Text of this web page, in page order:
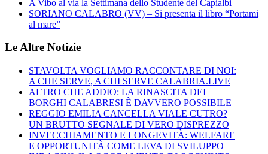
A Vibo al via la Settimana dello Studente del Capialbi
SORIANO CALABRO (VV) – Si presenta il libro “Portami
al mare”
Le Altre Notizie
STAVOLTA VOGLIAMO RACCONTARE DI NOI:
A CHE SERVE, A CHI SERVE CALABRIA.LIVE
ALTRO CHE ADDIO: LA RINASCITA DEI
BORGHI CALABRESI È DAVVERO POSSIBILE
REGGIO EMILIA CANCELLA VIALE CUTRO?
UN BRUTTO SEGNALE DI VERO DISPREZZO
INVECCHIAMENTO E LONGEVITÀ: WELFARE
E OPPORTUNITÀ COME LEVA DI SVILUPPO